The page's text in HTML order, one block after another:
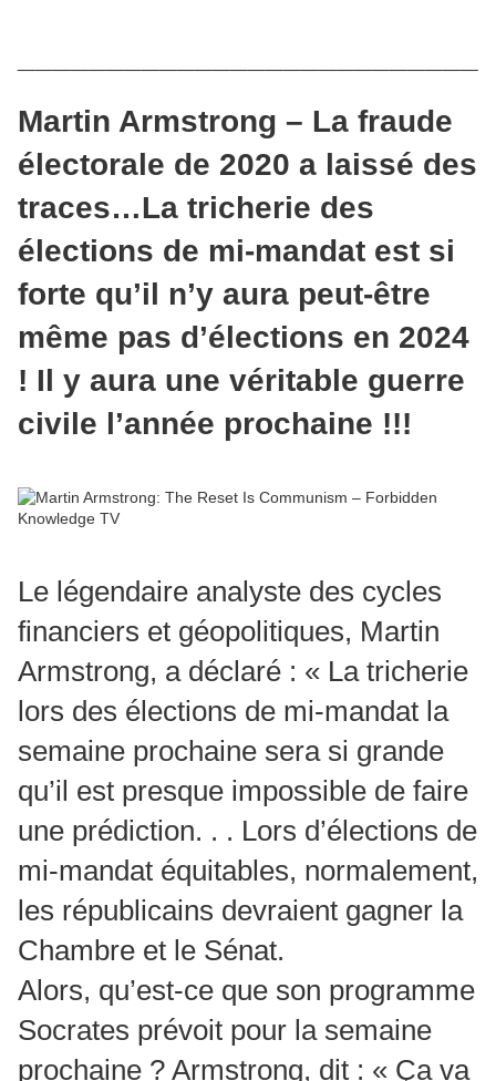
Martin Armstrong – La fraude
électorale de 2020 a laissé des
traces…La tricherie des
élections de mi-mandat est si
forte qu’il n’y aura peut-être
même pas d’élections en 2024
! Il y aura une véritable guerre
civile l’année prochaine !!!
Le légendaire analyste des cycles
financiers et géopolitiques, Martin
Armstrong, a déclaré : « La tricherie
lors des élections de mi-mandat la
semaine prochaine sera si grande
qu’il est presque impossible de faire
une prédiction. . . Lors d’élections de
mi-mandat équitables, normalement,
les républicains devraient gagner la
Chambre et le Sénat.
Alors, qu’est-ce que son programme
Socrates prévoit pour la semaine
prochaine ? Armstrong, dit : « Ça va